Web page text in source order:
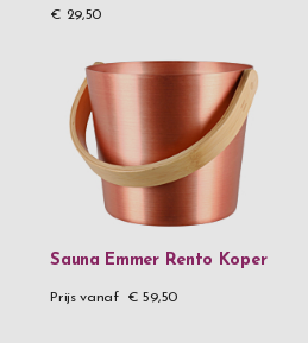
€ 29,50
Sauna Emmer Rento Koper
Prijs vanaf € 59,50